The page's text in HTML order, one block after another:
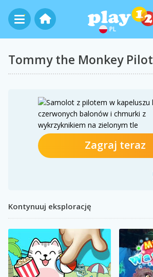
PL
Tommy the Monkey Pilot
Zagraj teraz
Kontynuuj eksplorację